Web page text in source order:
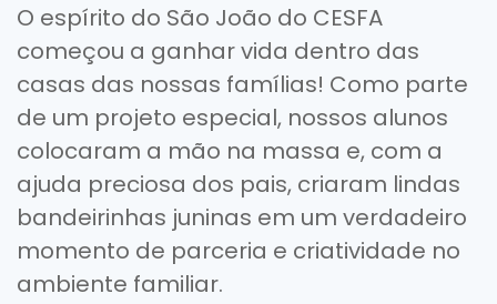
O espírito do São João do CESFA
começou a ganhar vida dentro das
casas das nossas famílias! Como parte
de um projeto especial, nossos alunos
colocaram a mão na massa e, com a
ajuda preciosa dos pais, criaram lindas
bandeirinhas juninas em um verdadeiro
momento de parceria e criatividade no
ambiente familiar.